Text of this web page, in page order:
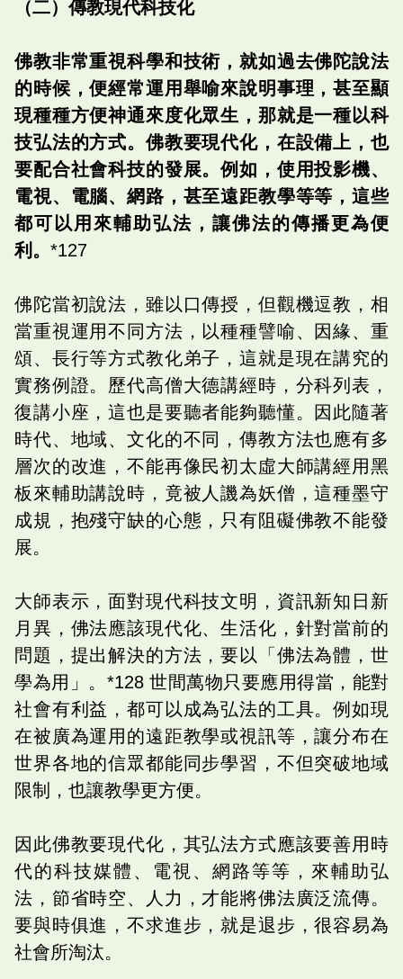
（二）傳教現代科技化
佛教非常重視科學和技術，就如過去佛陀說法
的時候，便經常運用舉喻來說明事理，甚至顯
現種種方便神通來度化眾生，那就是一種以科
技弘法的方式。佛教要現代化，在設備上，也
要配合社會科技的發展。例如，使用投影機、
電視、電腦、網路，甚至遠距教學等等，這些
都可以用來輔助弘法，讓佛法的傳播更為便
利。 *127
佛陀當初說法，雖以口傳授，但觀機逗教，相
當重視運用不同方法，以種種譬喻、因緣、重
頌、長行等方式教化弟子，這就是現在講究的
實務例證。歷代高僧大德講經時，分科列表，
復講小座，這也是要聽者能夠聽懂。因此隨著
時代、地域、文化的不同，傳教方法也應有多
層次的改進，不能再像民初太虛大師講經用黑
板來輔助講說時，竟被人譏為妖僧，這種墨守
成規，抱殘守缺的心態，只有阻礙佛教不能發
展。
大師表示，面對現代科技文明，資訊新知日新
月異，佛法應該現代化、生活化，針對當前的
問題，提出解決的方法，要以「佛法為體，世
學為用」。*128 世間萬物只要應用得當，能對
社會有利益，都可以成為弘法的工具。例如現
在被廣為運用的遠距教學或視訊等，讓分布在
世界各地的信眾都能同步學習，不但突破地域
限制，也讓教學更方便。
因此佛教要現代化，其弘法方式應該要善用時
代的科技媒體、電視、網路等等，來輔助弘
法，節省時空、人力，才能將佛法廣泛流傳。
要與時俱進，不求進步，就是退步，很容易為
社會所淘汰。